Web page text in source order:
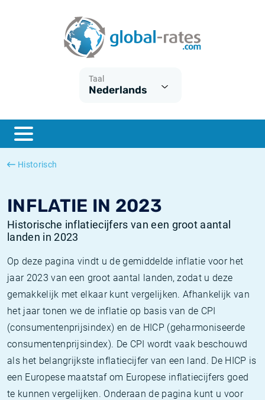
Taal
Nederlands
Historisch
INFLATIE IN 2023
Historische inflatiecijfers van een groot aantal
landen in 2023
Op deze pagina vindt u de gemiddelde inflatie voor het
jaar 2023 van een groot aantal landen, zodat u deze
gemakkelijk met elkaar kunt vergelijken. Afhankelijk van
het jaar tonen we de inflatie op basis van de CPI
(consumentenprijsindex) en de HICP (geharmoniseerde
consumentenprijsindex). De CPI wordt vaak beschouwd
als het belangrijkste inflatiecijfer van een land. De HICP is
een Europese maatstaf om Europese inflatiecijfers goed
te kunnen vergelijken. Onderaan de pagina kunt u voor
ESTER
SONIA
Wat is CPI inflatie?
Wat is HICP inflatie?
Nederlandse inflatie - CPI
Amerikaanse inflatie - CPI
Euribor historie
SOFR historie
TONAR historie
Inflatiecalculator